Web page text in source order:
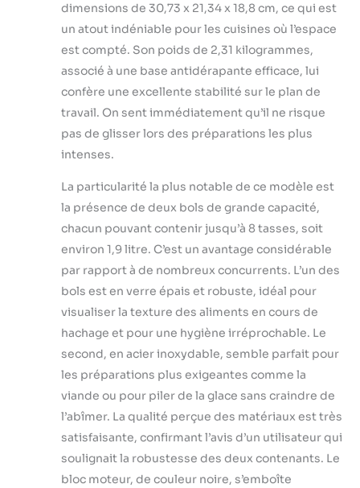
dimensions de 30,73 x 21,34 x 18,8 cm, ce qui est
un atout indéniable pour les cuisines où l’espace
est compté. Son poids de 2,31 kilogrammes,
associé à une base antidérapante efficace, lui
confère une excellente stabilité sur le plan de
travail. On sent immédiatement qu’il ne risque
pas de glisser lors des préparations les plus
intenses.
La particularité la plus notable de ce modèle est
la présence de deux bols de grande capacité,
chacun pouvant contenir jusqu’à 8 tasses, soit
environ 1,9 litre. C’est un avantage considérable
par rapport à de nombreux concurrents. L’un des
bols est en verre épais et robuste, idéal pour
visualiser la texture des aliments en cours de
hachage et pour une hygiène irréprochable. Le
second, en acier inoxydable, semble parfait pour
les préparations plus exigeantes comme la
viande ou pour piler de la glace sans craindre de
l’abîmer. La qualité perçue des matériaux est très
satisfaisante, confirmant l’avis d’un utilisateur qui
soulignait la robustesse des deux contenants. Le
bloc moteur, de couleur noire, s’emboîte